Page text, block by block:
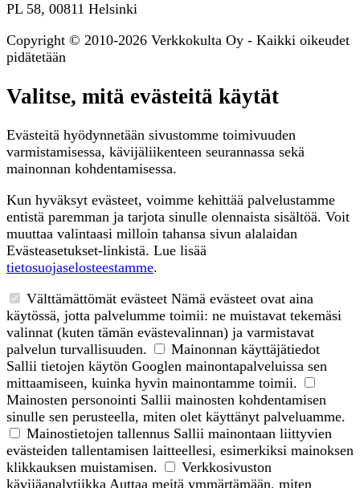
PL 58, 00811 Helsinki
Copyright © 2010-2026 Verkkokulta Oy - Kaikki oikeudet
pidätetään
Valitse, mitä evästeitä käytät
Evästeitä hyödynnetään sivustomme toimivuuden
varmistamisessa, kävijäliikenteen seurannassa sekä
mainonnan kohdentamisessa.
Kun hyväksyt evästeet, voimme kehittää palvelustamme
entistä paremman ja tarjota sinulle olennaista sisältöä. Voit
muuttaa valintaasi milloin tahansa sivun alalaidan
Evästeasetukset-linkistä. Lue lisää
tietosuojaselosteestamme.
Välttämättömät evästeet Nämä evästeet ovat aina
käytössä, jotta palvelumme toimii: ne muistavat tekemäsi
valinnat (kuten tämän evästevalinnan) ja varmistavat
palvelun turvallisuuden.
Mainonnan käyttäjätiedot
Sallii tietojen käytön Googlen mainontapalveluissa sen
mittaamiseen, kuinka hyvin mainontamme toimii.
Mainosten personointi Sallii mainosten kohdentamisen
sinulle sen perusteella, miten olet käyttänyt palveluamme.
Mainostietojen tallennus Sallii mainontaan liittyvien
evästeiden tallentamisen laitteellesi, esimerkiksi mainoksen
klikkauksen muistamisen.
Verkkosivuston
kävijäanalytiikka Auttaa meitä ymmärtämään, miten